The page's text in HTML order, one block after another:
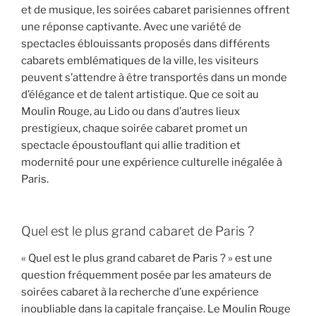
et de musique, les soirées cabaret parisiennes offrent
une réponse captivante. Avec une variété de
spectacles éblouissants proposés dans différents
cabarets emblématiques de la ville, les visiteurs
peuvent s’attendre à être transportés dans un monde
d’élégance et de talent artistique. Que ce soit au
Moulin Rouge, au Lido ou dans d’autres lieux
prestigieux, chaque soirée cabaret promet un
spectacle époustouflant qui allie tradition et
modernité pour une expérience culturelle inégalée à
Paris.
Quel est le plus grand cabaret de Paris ?
« Quel est le plus grand cabaret de Paris ? » est une
question fréquemment posée par les amateurs de
soirées cabaret à la recherche d’une expérience
inoubliable dans la capitale française. Le Moulin Rouge